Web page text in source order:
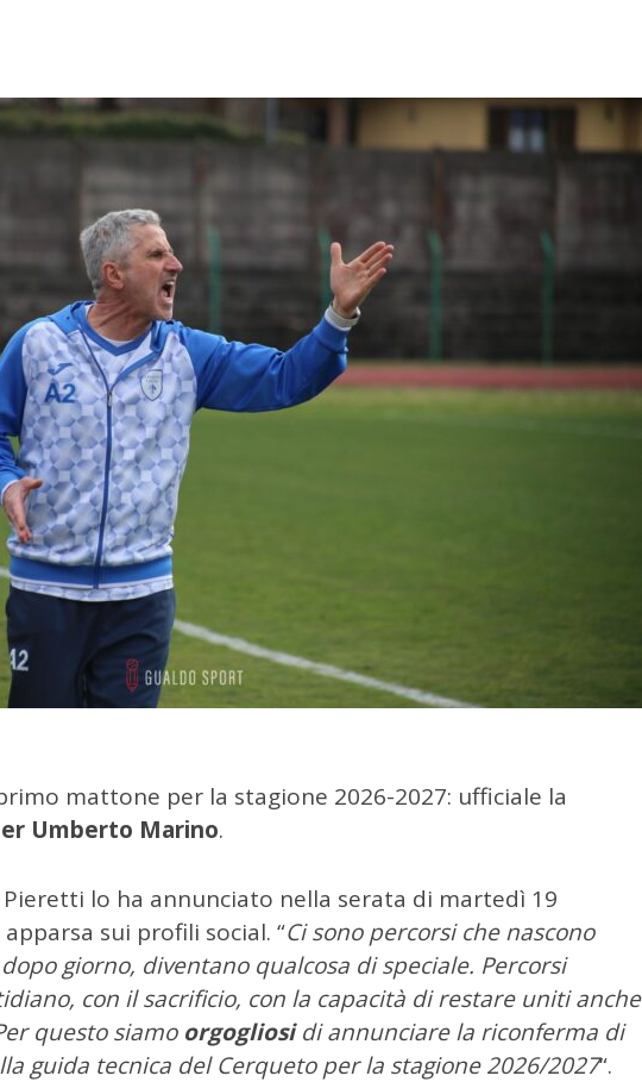
mattone per la stagione 2026-2027: ufficiale la
Umberto Marino.
lo ha annunciato nella serata di martedì 19
sui profili social. “Ci sono percorsi che nascono
giorno, diventano qualcosa di speciale. Percorsi
con il sacrificio, con la capacità di restare uniti anche
questo siamo orgogliosidi annunciare la riconferma di
guida tecnica del Cerqueto per la stagione 2026/2027“.